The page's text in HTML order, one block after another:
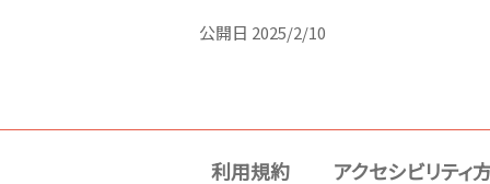
公開日 2025/2/10
利用規約 アクセシビリティ